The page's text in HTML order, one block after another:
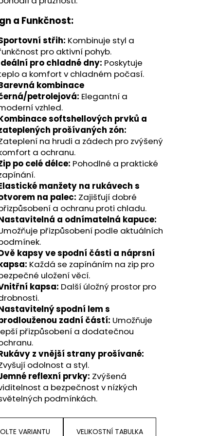
a Funkčnost:
střih: Kombinuje styl a
pro aktivní pohyb.
pro chladné dny: Poskytuje
a komfort v chladném počasí.
kombinace
petrolejová: Elegantní a
vzhled.
softshellových prvků a
prošívaných zón:
na hrudi a zádech pro zvýšený
a ochranu.
po celé délce: Pohodlné a praktické
manžety na rukávech s
na palec: Zajišťují dobré
a ochranu proti chladu.
a odnímatelná kapuce:
přizpůsobení podle aktuálních
kapsy ve spodní části a náprsní
Každá se zapínáním na zip pro
uložení věcí.
kapsa: Další úložný prostor pro
spodní lem s
zadní částí: Umožňuje
přizpůsobení a dodatečnou
z vnější strany prošívané:
odolnost a styl.
reflexní prvky: Zvýšená
a bezpečnost v nízkých
podmínkách.
VARIANTU VELIKOSTNÍ TABULKA